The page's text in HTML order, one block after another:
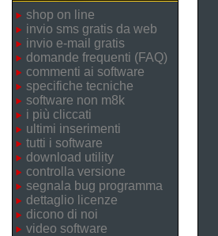
shop on line
invio sms gratis da web
invio e-mail gratis
domande frequenti (FAQ)
commenti ai software
specifiche tecniche
software non m8k
i più cliccati
ultimi inserimenti
tutti i software
download utility
controlla versione
segnala bug programma
dettaglio licenze
dicono di noi
video software